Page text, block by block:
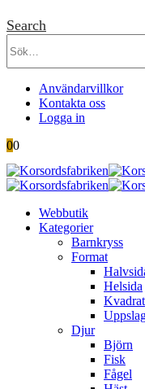
Search
Användarvillkor
Kontakta oss
Logga in
00
Webbutik
Kategorier
Barnkryss
Format
Helsida
Kvadrat
Djur
Björn
Fisk
Fågel